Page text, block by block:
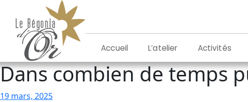
contenu
Accueil L’atelier Activités
Dans combien de temps
19 mars, 2025